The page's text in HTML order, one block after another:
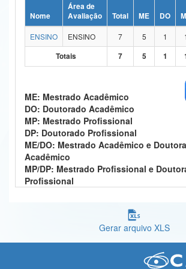
Ministério da Ciência, Tecnologia, Inovações e
Ministério do Meio Ambiente
Controladoria-Geral da União
Ministério da Mulher, da Família e dos Direitos Humanos
Secretaria-Geral
Secretaria de Governo
Nome
Área de
Avaliação
Total ME DO
ENSINO
ENSINO 7 5 1 1
Totais
7 5 1
ME: Mestrado Acadêmico
DO: Doutorado Acadêmico
MP: Mestrado Profissional
DP: Doutorado Profissional
ME/DO: Mestrado Acadêmico e
Acadêmico
MP/DP: Mestrado Profissional e
Profissional
Gerar arquivo XLS